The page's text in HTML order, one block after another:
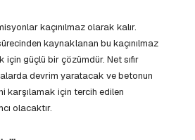
kaçınılmaz olarak kalır.
kaynaklanan bu kaçınılmaz
güçlü bir çözümdür. Net sıfır
devrim yaratacak ve betonun
karşılamak için tercih edilen
olacaktır.